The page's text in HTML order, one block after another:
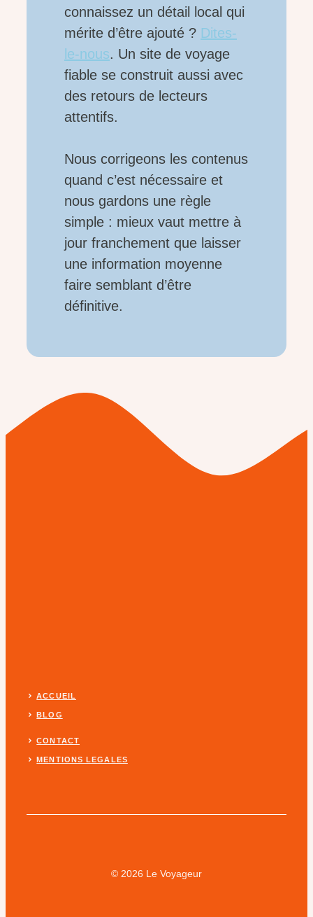
connaissez un détail local qui
mérite d’être ajouté ? Dites-
le-nous. Un site de voyage
fiable se construit aussi avec
des retours de lecteurs
attentifs.
Nous corrigeons les contenus
quand c’est nécessaire et
nous gardons une règle
simple : mieux vaut mettre à
jour franchement que laisser
une information moyenne
faire semblant d’être
définitive.
ACCUEIL
BLOG
CONTACT
MENTIONS LEGALES
© 2026 Le Voyageur